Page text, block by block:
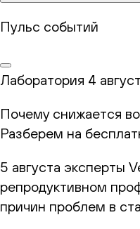
Пульс событий
Лаборатория 4
Почему снижается
Разберем на
5 августа эксперты
репродуктивном
причин проблем в